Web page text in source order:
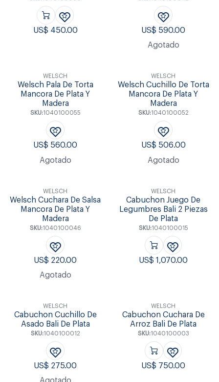
US$ 450.00 US$ 590.00
Agotado
WELSCH
Welsch Pala De Torta
Mancora De Plata Y
Madera
SKU:1040100055
US$ 560.00
Agotado
WELSCH
Welsch Cuchillo De Torta
Mancora De Plata Y
Madera
SKU:1040100052
US$ 506.00
Agotado
WELSCH
Welsch Cuchara De Salsa
Mancora De Plata Y
Madera
SKU:1040100046
US$ 220.00
Agotado
WELSCH
Cabuchon Juego De
Legumbres Bali 2 Piezas
De Plata
SKU:1040100015
US$1,070.00
WELSCH
Cabuchon Cuchillo De
Asado Bali De Plata
SKU:1040100012
US$ 275.00
WELSCH
Cabuchon Cuchara De
Arroz Bali De Plata
SKU:1040100003
US$ 750.00